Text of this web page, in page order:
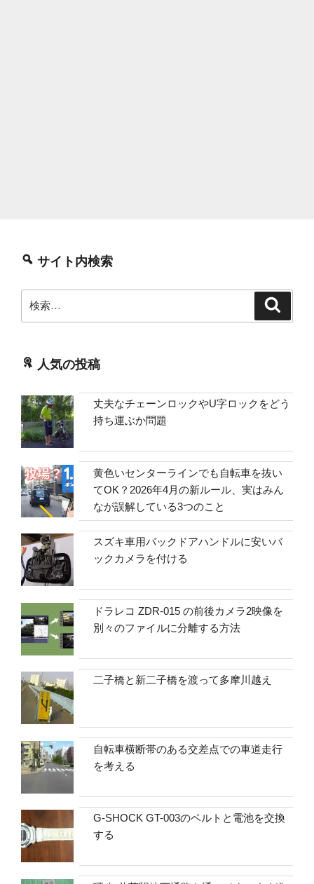
サイト内検索
索:
人気の投稿
丈夫なチェーンロックやU字ロックをどう
持ち運ぶか問題
黄色いセンターラインでも自転車を抜い
てOK？2026年4月の新ルール、実はみん
なが誤解している3つのこと
スズキ車用バックドアハンドルに安いバ
ックカメラを付ける
ドラレコ ZDR-015 の前後カメラ2映像を
別々のファイルに分離する方法
二子橋と新二子橋を渡って多摩川越え
自転車横断帯のある交差点での車道走行
を考える
G-SHOCK GT-003のベルトと電池を交換
する